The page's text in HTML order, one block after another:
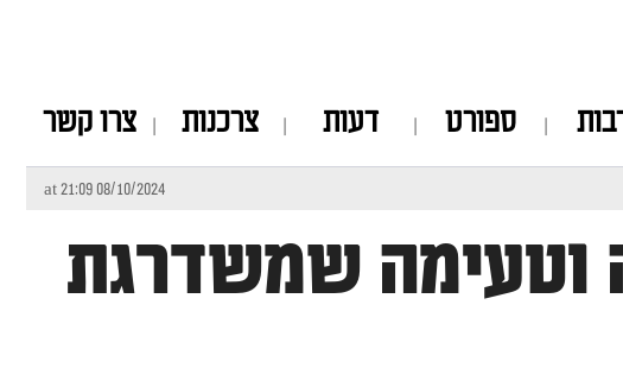
ספורט דעות צרכנות צרו קשר
08/10/2024 at 21:09
וטעימה שמשדרגת